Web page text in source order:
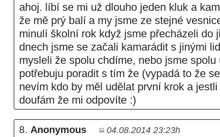
ahoj. líbí se mi už dlouho jeden kluk a
že mě prý balí a my jsme ze stejné
minulí školní rok když jsme přecházeli do
dnech jsme se začali kamarádit s jinými
mysleli že spolu chdíme, nebo jsme spolu
potřebuju poradit s tím že (vypadá to že
nevím kdo by měl udělat první krok a
doufám že mi odpovíte :)
8. Anonymous 04.08.2014 23:23h